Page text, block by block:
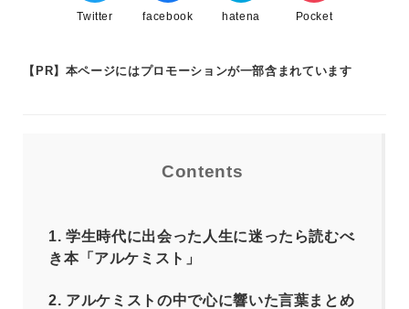
Twitter facebook hatena Pocket
【PR】本ページにはプロモーションが一部含まれています
Contents
1. 学生時代に出会った人生に迷ったら読むべ
き本「アルケミスト」
2. アルケミストの中で心に響いた言葉まとめ